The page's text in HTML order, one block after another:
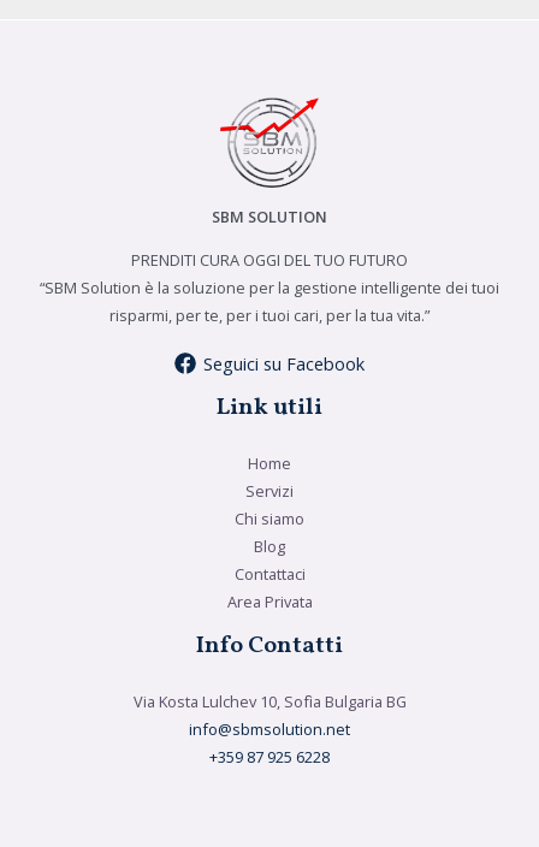
SBM SOLUTION
PRENDITI CURA OGGI DEL TUO FUTURO
“SBM Solution è la soluzione per la gestione intelligente dei tuoi
risparmi, per te, per i tuoi cari, per la tua vita.”
Seguici su Facebook
Link utili
Home
Servizi
Chi siamo
Blog
Contattaci
Area Privata
Info Contatti
Via Kosta Lulchev 10, Sofìa Bulgaria BG
info@sbmsolution.net
+359 87 925 6228